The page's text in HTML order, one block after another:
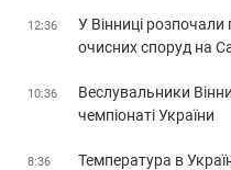
12:36
У Вінниці розпочали
очисних споруд на
10:36
Веслувальники
чемпіонаті України
8:36
Температура в